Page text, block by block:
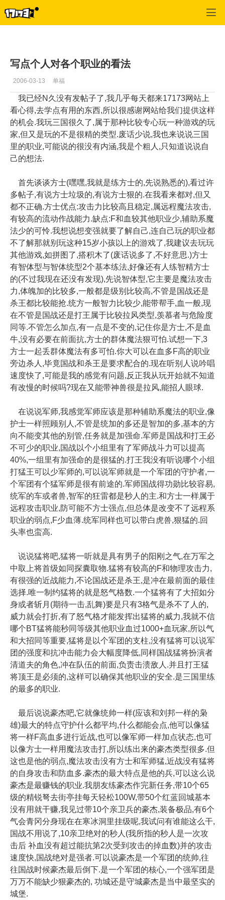
写点个人对各个职业的看法
2006-03-13 单福
我已经N久没有发帖子了,我几乎每天都来17173网站上
看心得,去学点有用的东西,所以很感谢网站给我们提供这样
的机会.我玩三国很久了,属于那种比较专心玩一种游戏的玩
家,但又是玩的不是很精的类型.废话少说,我也来说说三国
里的职业,可能说的很没有内涵,我是个粗人,只知道说说自
己的想法.
首先谈谈方士(嘿嘿,我就是练方士的,先说熟悉的),看过许
多帖子,有说方士垃圾的,有说方士狠的.在我看来都对,但又
都不正确.方士优点:攻击力比较高且稳定,属远程魔法攻击,
有较高的流动作战能力.缺点:F和血较其他职业少,辅助系魔
法少的可怜.我想说想变强就要了解自己,连自己玩的职业都
不了解那就别玩这种15岁小孩以上的游戏了,我建议去玩玩
其他游戏,如拼图了,搭积木了(废话说多了,不好意思.)方士
有智体型与智体统型2个基本练法,好像还有人练智精方士
的(不过我现在还没有发现),先说智体型,它主要是魔法攻击
力,体魄加的比较多,一般都是级别比较高,不管是国战还是
杀王都比较能抢.统方一般智力比较少,能带帮手,血一般,现
在不管是国战还是打王属于比较拉风类型,羡慕者与危险度
同等.不管怎么加点,有一点是不变的,记住你是方士,不是血
牛,没有必要在前面抗,方士的群体魔法狠可怕.试想一下,3
方士一起丢群体魔法有多可怕.你大可以在血多F高的职业
旁边杀人,毕竟国战和杀王是要求配合的.现在听别人说吟唱
速度快了,可能是我的感觉有问题,反正我从玩开始就不知道
有改慢的时候吗?现在又能带神兽很是拉风,能招人眼球.
在说说军师,我感觉军师应该是那种辅助系魔法的职业,像
护士一样照顾别人,不管是统加的多还是智加的多,基本的方
向不能变其他的别管,任务就是加强命.军师是国战和打王必
不可少的职业,国战以个小组里有了军师战斗力可以提高
40%,一组里有加强命的是很猛的.打王我没有听说哪个小组
打猛王可以少军师的,可以说军师就是一个军团的守护者,一
个军团有个猛军师是很有前途的.军师国战得功勋比较容易,
统军的车或者兽,智军的狂雷都是秒人的主.和方士一样属于
远程攻击职业,防可能不方士强点,但总体是改变不了远程系
职业的弱点,F少血薄.统军同样也可以带白虎兽,狠猛的.回
头率也蛮高.
说说猛将吧,猛将一听就是具有男子的阳刚之气,在万军之
中取上将首级如同探囊取物.猛将有较高的F和物理攻击力,
有很强的近战能力,不论国战还是杀王,是冲在最前面的最佳
选择.唯一制约猛将的就是怒气格数.一个猛将有了大招如分
身或者斩月(期待一击,乱舞)要是只有3格气是杀不了人的,
威力就会打折,有了怒气格才能发挥出猛将的威力,我就不信
哪个BT猛将能秒同等级其他职业血过1000+血玩家,所以气
和大招同等重要,猛将是以个军团的支柱,没有猛将可以说军
团的强度和抗冲击能力会大幅度降低,同样国战猛将扮演者
清道夫的角色,冲在队伍的前面,负责击溃敌人.并且打王猛
将顶王是必须的,这样可以确保其他职业的安全.是三国里练
的最多的职业.
最后说说豪杰吧,它就像统帅一样(应该和刘邦一样的枭
雄)最大的特点守护什么都平均,什么都能会点,他可以像猛
将一样F高血多进行近战,也可以像军师一样加点状态,也可
以像方士一样用魔法攻击打,所以练出来的豪杰类型很多.但
这也是他的弱点,魔法攻击没有方士和军师猛,近战没有猛将
的自身攻击和防血多.豪杰的最大特点是他的兵,可以这么说
豪杰是最赚钱的职业.我朋友练豪杰作完新任务,带10个65
级的精锐弩去街亭挂每天轻松100W,带50个红蓝回城基本
没有用就干赚,我见过带10个亲卫兵的豪杰,装备极品,有6个
气会青冈分身现在在寒冰洞里挂级呢,我试问有谁能这么干,
国战不用说了,10亲卫绝对的秒人(我所指的秒人是一次攻
击后 补血没有超过能抗第2次受到攻击的掉血数)并的攻击
速度快,国战绝对是强者.可以说豪杰是一个军团的统帅,往
往国战时候豪杰最后倒下.是一个军团的核心,一个强军团是
万万不能缺少狠豪杰的, 功城还是守城豪杰是当中最坚实的
城堡.